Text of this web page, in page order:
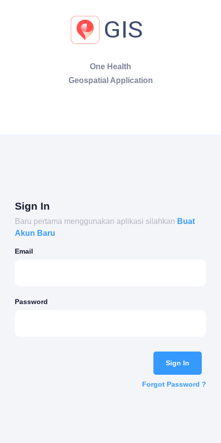
One Health
Geospatial Application
Sign In
Baru pertama menggunakan aplikasi silahkan Buat
Akun Baru
Email
Password
Sign In
Forgot Password ?